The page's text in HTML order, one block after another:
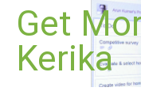
Μετάβαση
περιεχόμενο
Get
Kerika